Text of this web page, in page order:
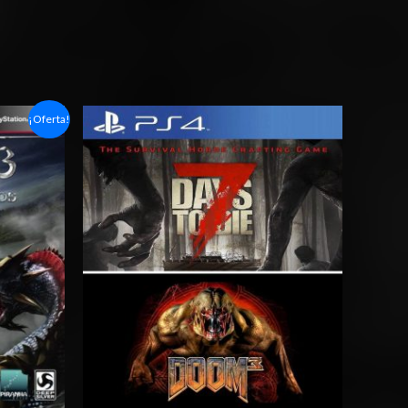
¡Oferta!
Rango
de
precios:
desde
$15.03
hasta
$24.03